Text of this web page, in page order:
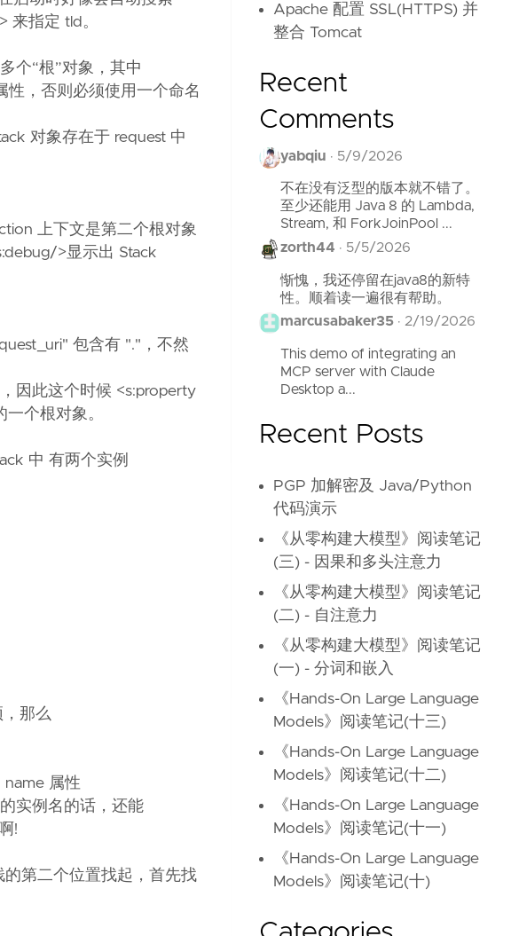
来指定 tld。
个“根”对象，其中
性，否则必须使用一个命名
对象存在于 request 中
上下文是第二个根对象
>显示出 Stack
包含有 "."，不然
因此这个时候 <s:property
个根对象。
中 有两个实例
那么
属性
实例名的话，还能
!
第二个位置找起，首先找
Apache 配置 SSL(HTTPS) 并
整合 Tomcat
Recent
Comments
yabqiu · 5/9/2026
不在没有泛型的版本就不错了。
至少还能用 Java 8 的 Lambda,
Stream, 和 ForkJoinPool ...
zorth44 · 5/5/2026
惭愧，我还停留在java8的新特
性。顺着读一遍很有帮助。
marcusabaker35 · 2/19/2026
This demo of integrating an
MCP server with Claude
Desktop a...
Recent Posts
PGP 加解密及 Java/Python
代码演示
《从零构建大模型》阅读笔记
(三) - 因果和多头注意力
《从零构建大模型》阅读笔记
(二) - 自注意力
《从零构建大模型》阅读笔记
(一) - 分词和嵌入
《Hands-On Large Language
Models》阅读笔记(十三)
《Hands-On Large Language
Models》阅读笔记(十二)
《Hands-On Large Language
Models》阅读笔记(十一)
《Hands-On Large Language
Models》阅读笔记(十)